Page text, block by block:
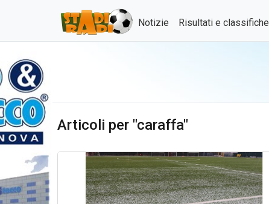
Notizie Risultati e classifiche
Articoli per "caraffa"